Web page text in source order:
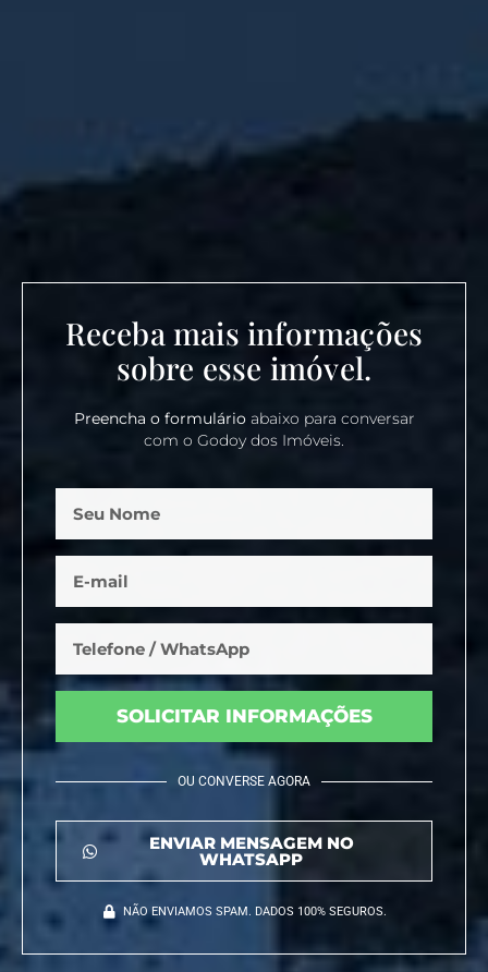
Receba mais informações
sobre esse imóvel.
Preencha o formulárioabaixo para conversar
com o Godoy dos Imóveis.
SOLICITAR INFORMAÇÕES
OU CONVERSE AGORA
ENVIAR MENSAGEM NO
WHATSAPP
NÃO ENVIAMOS SPAM. DADOS 100% SEGUROS.